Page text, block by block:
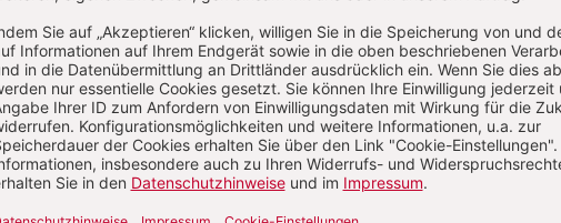
feiert ein Jubiläum.Von Alexander Foitzik